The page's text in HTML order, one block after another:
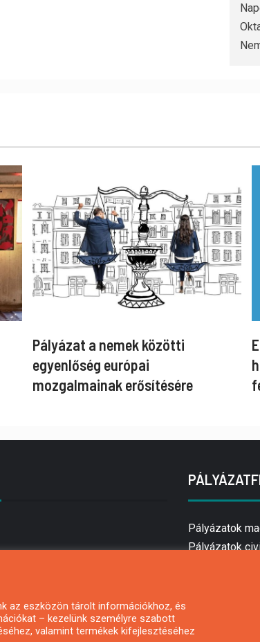
Pályázat a nemek közötti
egyenlőség európai
mozgalmainak erősítésére
Pályázatok
Pályázatok
az eszközön tárolt információkhoz, és
– kezelünk személyre szabott
valamint termékek kifejlesztéséhez